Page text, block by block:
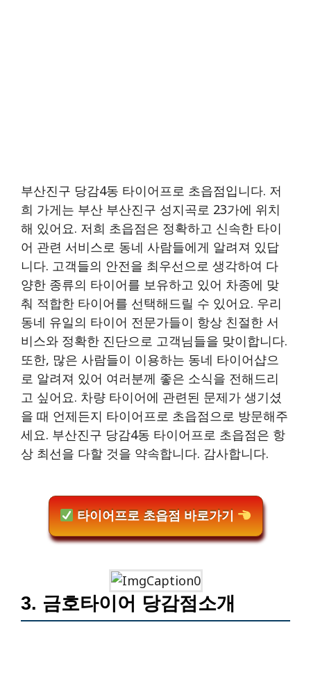
부산진구 당감4동 타이어프로 초읍점입니다. 저
희 가게는 부산 부산진구 성지곡로 23가에 위치
해 있어요. 저희 초읍점은 정확하고 신속한 타이
어 관련 서비스로 동네 사람들에게 알려져 있답
니다. 고객들의 안전을 최우선으로 생각하여 다
양한 종류의 타이어를 보유하고 있어 차종에 맞
춰 적합한 타이어를 선택해드릴 수 있어요. 우리
동네 유일의 타이어 전문가들이 항상 친절한 서
비스와 정확한 진단으로 고객님들을 맞이합니다.
또한, 많은 사람들이 이용하는 동네 타이어샵으
로 알려져 있어 여러분께 좋은 소식을 전해드리
고 싶어요. 차량 타이어에 관련된 문제가 생기셨
을 때 언제든지 타이어프로 초읍점으로 방문해주
세요. 부산진구 당감4동 타이어프로 초읍점은 항
상 최선을 다할 것을 약속합니다. 감사합니다.
타이어프로 초읍점 바로가기
3. 금호타이어 당감점소개